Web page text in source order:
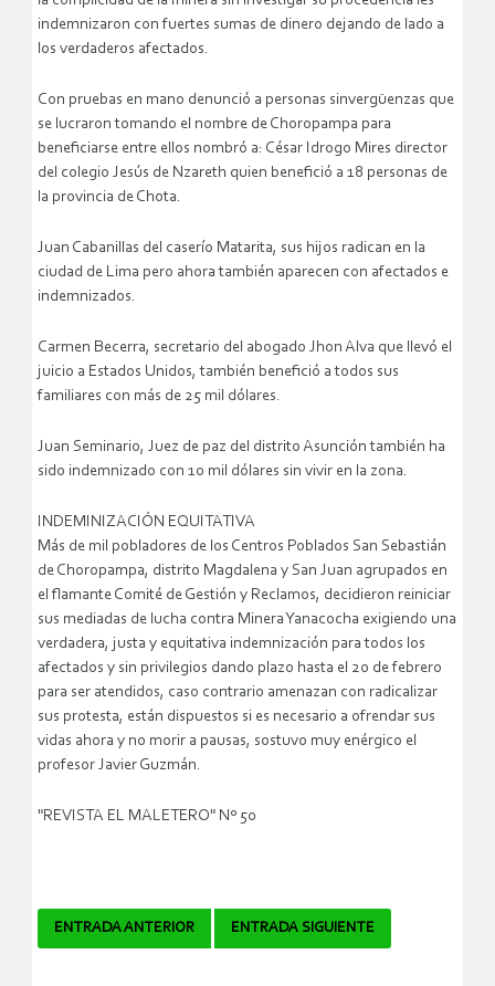
indemnizaron con fuertes sumas de dinero dejando de lado a
los verdaderos afectados.
Con pruebas en mano denunció a personas sinvergüenzas que
se lucraron tomando el nombre de Choropampa para
beneficiarse entre ellos nombró a: César Idrogo Mires director
del colegio Jesús de Nzareth quien benefició a 18 personas de
la provincia de Chota.
Juan Cabanillas del caserío Matarita, sus hijos radican en la
ciudad de Lima pero ahora también aparecen con afectados e
indemnizados.
Carmen Becerra, secretario del abogado Jhon Alva que llevó el
juicio a Estados Unidos, también benefició a todos sus
familiares con más de 25 mil dólares.
Juan Seminario, Juez de paz del distrito Asunción también ha
sido indemnizado con 10 mil dólares sin vivir en la zona.
INDEMINIZACIÓN EQUITATIVA
Más de mil pobladores de los Centros Poblados San Sebastián
de Choropampa, distrito Magdalena y San Juan agrupados en
el flamante Comité de Gestión y Reclamos, decidieron reiniciar
sus mediadas de lucha contra Minera Yanacocha exigiendo una
verdadera, justa y equitativa indemnización para todos los
afectados y sin privilegios dando plazo hasta el 20 de febrero
para ser atendidos, caso contrario amenazan con radicalizar
sus protesta, están dispuestos si es necesario a ofrendar sus
vidas ahora y no morir a pausas, sostuvo muy enérgico el
profesor Javier Guzmán.
"REVISTA EL MALETERO" Nº 50
Navegador
ENTRADA ANTERIOR ENTRADA SIGUIENTE